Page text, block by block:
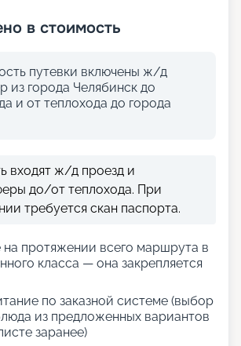
в стоимость
путевки включены ж/д
из города Челябинск до
и от теплохода до города
входят ж/д проезд и
до/от теплохода. При
требуется скан паспорта.
протяжении всего маршрута в
класса — она закрепляется
по заказной системе (выбор
из предложенных вариантов
заранее)